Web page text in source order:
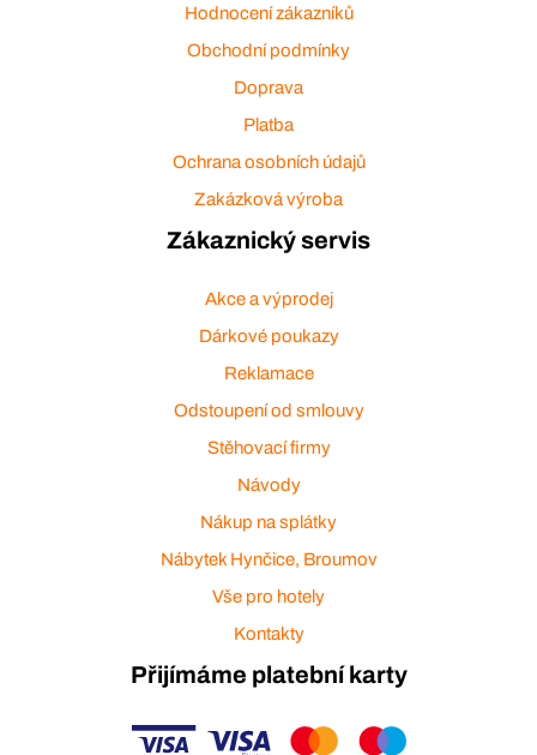
Hodnocení zákazníků
Obchodní podmínky
Doprava
Platba
Ochrana osobních údajů
Zakázková výroba
Zákaznický servis
Akce a výprodej
Dárkové poukazy
Reklamace
Odstoupení od smlouvy
Stěhovací firmy
Návody
Nákup na splátky
Nábytek Hynčice, Broumov
Vše pro hotely
Kontakty
Přijímáme platební karty